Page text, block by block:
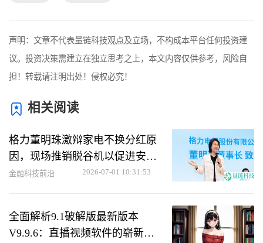
声明：文章不代表量链科技观点及立场，不构成本平台任何投资建
议。投资决策需建立在独立思考之上，本文内容仅供参考，风险自
担！转载请注明出处！侵权必究！
相关阅读
格力董明珠激辩家电不换分红原
因，现场推销脱谷机以促进安康
改革
金融科技前沿 2026-07-01 10:31:53
全面解析9.1破解版最新版本
V9.9.6：直播视频软件的崭新体